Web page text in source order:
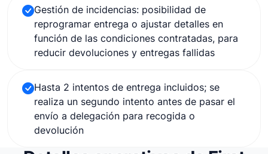
Gestión de incidencias: posibilidad de
reprogramar entrega o ajustar detalles en
función de las condiciones contratadas, para
reducir devoluciones y entregas fallidas
Hasta 2 intentos de entrega incluidos; se
realiza un segundo intento antes de pasar el
envío a delegación para recogida o
devolución